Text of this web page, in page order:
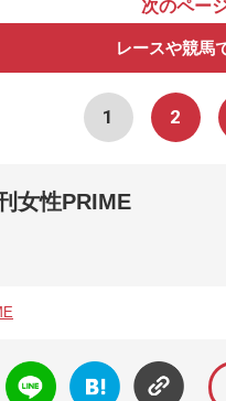
次のペー
レースや競馬
1 2
女性PRIME
性』の誌面に掲載された記事か
LINE
はてな
ブック